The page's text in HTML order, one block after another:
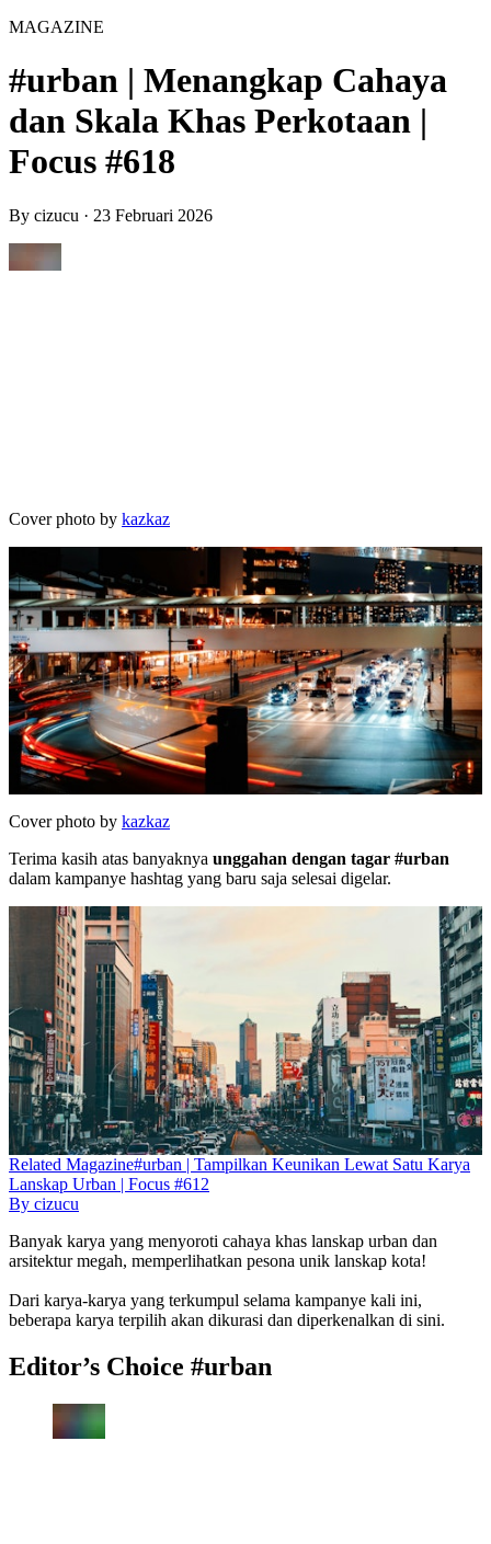
MAGAZINE
#urban | Menangkap Cahaya
dan Skala Khas Perkotaan |
Focus #618
By cizucu · 23 Februari 2026
Cover photo by kazkaz
Cover photo by kazkaz
Terima kasih atas banyaknya unggahan dengan tagar #urban
dalam kampanye hashtag yang baru saja selesai digelar.
Related Magazine#urban | Tampilkan Keunikan Lewat Satu Karya
Lanskap Urban | Focus #612
By cizucu
Banyak karya yang menyoroti cahaya khas lanskap urban dan
arsitektur megah, memperlihatkan pesona unik lanskap kota!
Dari karya-karya yang terkumpul selama kampanye kali ini,
beberapa karya terpilih akan dikurasi dan diperkenalkan di sini.
Editor’s Choice #urban